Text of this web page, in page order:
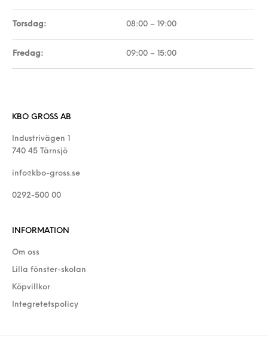
Torsdag: 08:00 – 19:00
Fredag: 09:00 – 15:00
KBO GROSS AB
Industrivägen 1
740 45 Tärnsjö
info@kbo-gross.se
0292-500 00
INFORMATION
Om oss
Lilla fönster-skolan
Köpvillkor
Integretetspolicy